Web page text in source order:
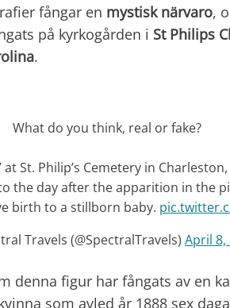
fångar en mystisk närvaro,
på kyrkogården i St Philips
.
What do you think, real or fake?
St. Philip’s Cemetery in
the day after the apparition in the
birth to a stillborn baby.
Travels (@SpectralTravels) April 8,
denna figur har fångats av en
som avled år 1888 sex